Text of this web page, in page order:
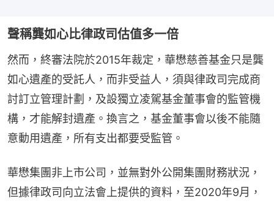
聲稱龔如心比律政司估值多一倍
然而，終審法院於2015年裁定，華懋慈善基金只是龔
如心遺產的受託人，而非受益人，須與律政司完成商
討訂立管理計劃，及設獨立凌駕基金董事會的監管機
構，才能解封遺產。換言之，基金董事會以後不能隨
意動用遺產，所有支出都要受監管。
華懋集團非上市公司，並無對外公開集團財務狀況，
但據律政司向立法會上提供的資料，至2020年9月，